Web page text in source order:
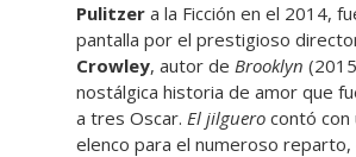
Pulitzer a la Ficción en el 2014,
pantalla por el prestigioso
Crowley, autor de Brooklyn
nostálgica historia de amor que
a tres Oscar. El jilguero contó con
elenco para el numeroso